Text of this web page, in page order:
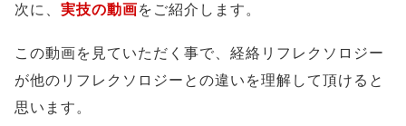
次に、 実技の動画をご紹介します。
この動画を見ていただく事で、経絡リフレクソロジー
が他のリフレクソロジーとの違いを理解して頂けると
思います。